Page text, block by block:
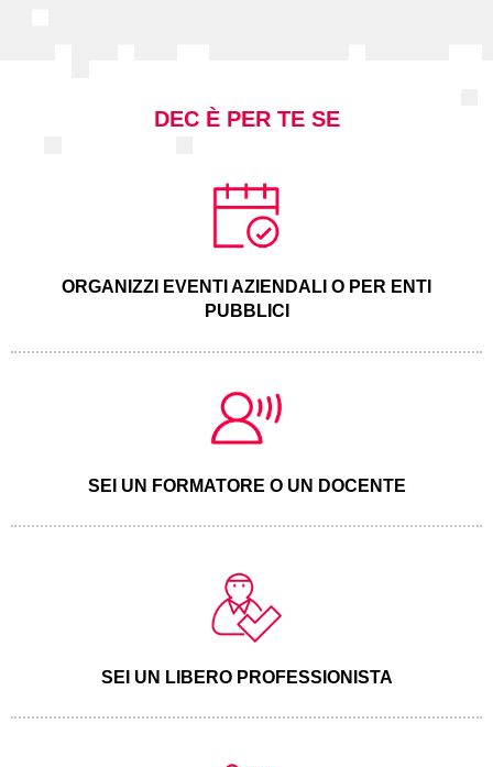
DEC È PER TE SE
ORGANIZZI EVENTI AZIENDALI O PER ENTI
PUBBLICI
SEI UN FORMATORE O UN DOCENTE
SEI UN LIBERO PROFESSIONISTA